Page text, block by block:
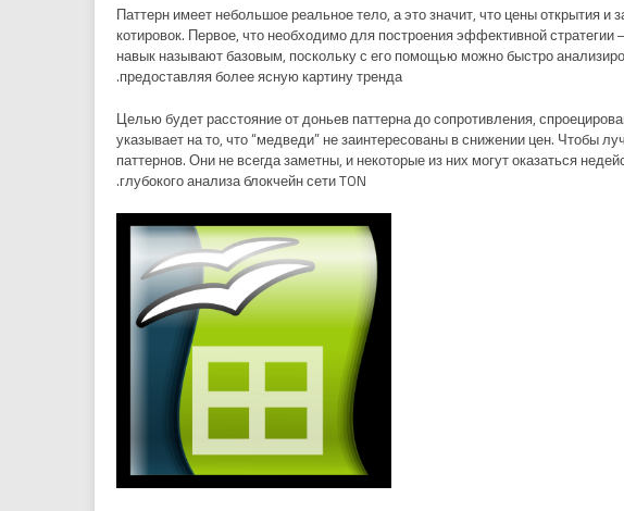
Паттерн имеет небольшое реальное тело, а это значит, что цены открытия
котировок. Первое, что необходимо для построения эффективной
навык называют базовым, поскольку с его помощью можно быстро
предоставляя более ясную картину тренда.
Целью будет расстояние от доньев паттерна до сопротивления,
указывает на то, что “медведи” не заинтересованы в снижении цен. Чтобы
паттернов. Они не всегда заметны, и некоторые из них могут оказаться
глубокого анализа блокчейн сети TON.